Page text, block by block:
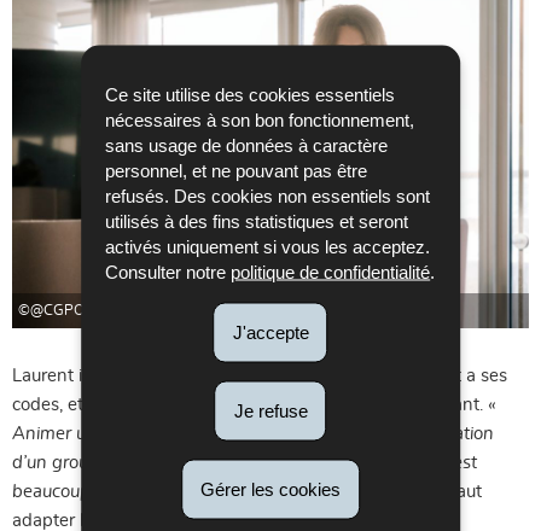
Ce site utilise des cookies essentiels
nécessaires à son bon fonctionnement,
sans usage de données à caractère
personnel, et ne pouvant pas être
refusés. Des cookies non essentiels sont
utilisés à des fins statistiques et seront
activés uniquement si vous les acceptez.
Consulter notre politique de confidentialité.
J'accepte
Je refuse
Gérer les cookies
©@CGPO/David Laurent
Laurent insiste alors sur un point central : chaque format a ses
codes, et c’est justement ce qui rend le métier passionnant. «
Animer un groupe virtuel n’est pas comparable à l’animation
d’un groupe en présentiel, l’interaction est différente. C’est
beaucoup plus difficile ! »En pratique, cela signifie qu’il faut
adapter les méthodes, renforcer l’animation, et penser